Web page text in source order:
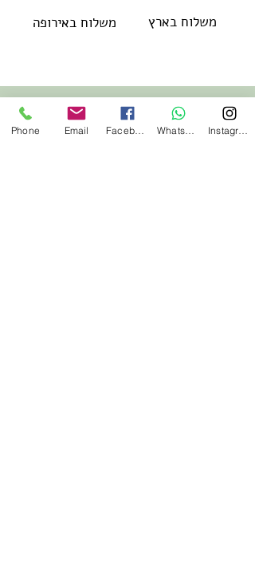
משלוח באירופה משלוח בארץ
Phone Email